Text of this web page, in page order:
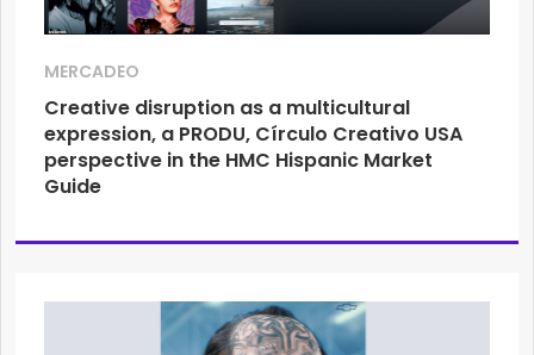
MERCADEO
Creative disruption as a multicultural
expression, a PRODU, Círculo Creativo USA
perspective in the HMC Hispanic Market
Guide